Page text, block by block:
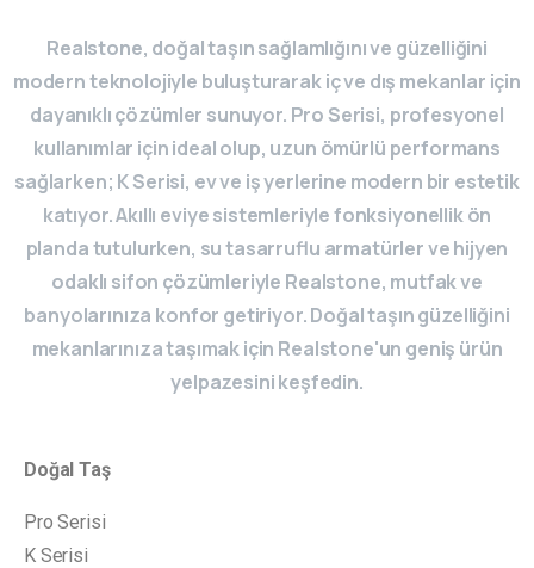
Realstone, doğal taşın sağlamlığını ve güzelliğini
modern teknolojiyle buluşturarak iç ve dış mekanlar için
dayanıklı çözümler sunuyor. Pro Serisi, profesyonel
kullanımlar için ideal olup, uzun ömürlü performans
sağlarken; K Serisi, ev ve iş yerlerine modern bir estetik
katıyor. Akıllı eviye sistemleriyle fonksiyonellik ön
planda tutulurken, su tasarruflu armatürler ve hijyen
odaklı sifon çözümleriyle Realstone, mutfak ve
banyolarınıza konfor getiriyor. Doğal taşın güzelliğini
mekanlarınıza taşımak için Realstone'un geniş ürün
yelpazesini keşfedin.
Doğal Taş
Pro Serisi
K Serisi